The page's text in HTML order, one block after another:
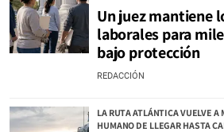
Un juez mantiene
laborales para
bajo protección
REDACCIÓN
LA RUTA ATLÁNTICA VUELVE A
HUMANO DE LLEGAR HASTA